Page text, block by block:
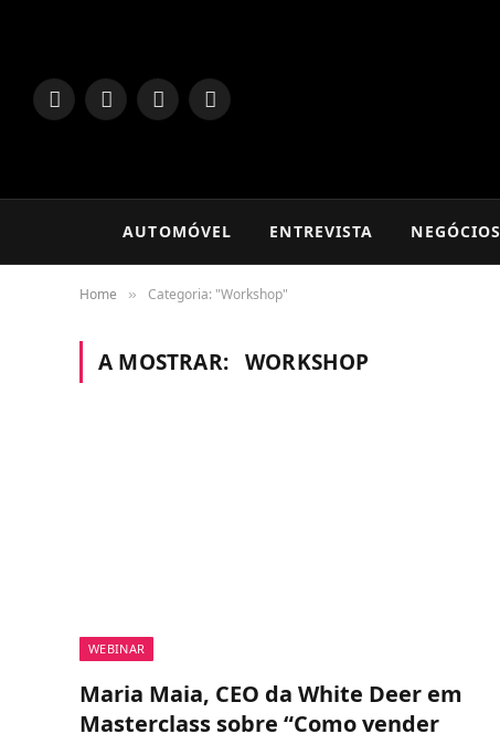
LinkedInFacebookInstagram
TikTok
AUTOMÓVEL ENTREVISTA NEGÓCIOS
Home » Categoria: "Workshop"
A MOSTRAR: WORKSHOP
WEBINAR
Maria Maia, CEO da White Deer em
Masterclass sobre “Como vender